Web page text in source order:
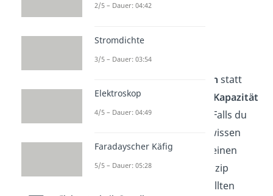
Reihenschaltung
Kondensator
Sind die Bauteile in einem
Kondensatoren statt
Widerstände, so muss die Kapazität
mit betrachtet werden. Falls du
mehr zu dieser Kennzahl wissen
möchtest, findest du
einen
extra Beitrag dazu. Im Prinzip
bleiben die oben festgestellten
2/5 – Dauer: 04:42
Stromdichte
3/5 – Dauer: 03:54
Elektroskop
4/5 – Dauer: 04:49
Faradayscher Käfig
5/5 – Dauer: 05:28